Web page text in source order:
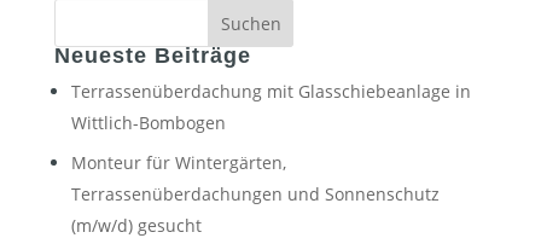
Neueste Beiträge
Terrassenüberdachung mit Glasschiebeanlage in
Wittlich-Bombogen
Monteur für Wintergärten,
Terrassenüberdachungen und Sonnenschutz
(m/w/d) gesucht